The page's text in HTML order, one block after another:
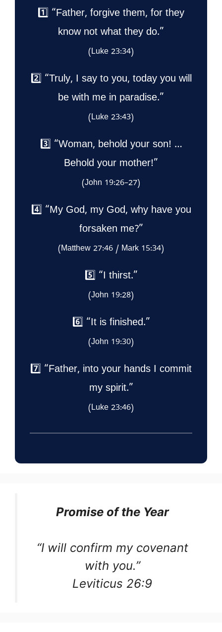
1️⃣ “Father, forgive them, for they
know not what they do.”
(Luke 23:34)
2️⃣ “Truly, I say to you, today you will
be with me in paradise.”
(Luke 23:43)
3️⃣ “Woman, behold your son! …
Behold your mother!”
(John 19:26–27)
4️⃣ “My God, my God, why have you
forsaken me?”
(Matthew 27:46 / Mark 15:34)
5️⃣ “I thirst.”
(John 19:28)
6️⃣ “It is finished.”
(John 19:30)
7️⃣ “Father, into your hands I commit
my spirit.”
(Luke 23:46)
Promise of the Year
“I will confirm my covenant
with you.”
Leviticus 26:9